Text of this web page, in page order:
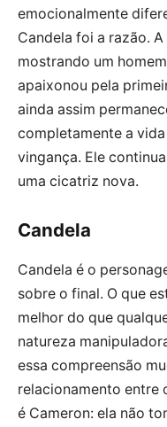
emocionalmente
Candela foi a razão.
mostrando um
apaixonou pela
ainda assim
completamente a
vingança. Ele
uma cicatriz nova.
Candela
Candela é o
sobre o final. O que
melhor do que
natureza
essa compreensão
relacionamento entre
é Cameron: ela não